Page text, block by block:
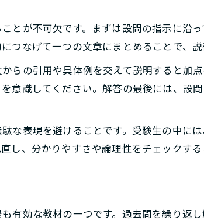
用で記述問題に強くなる方法
県高校入試過去問で学ぶ記述問題の傾向
去問から得点力を伸ばす記述問題の分析術
とが不可欠です。まずは設問の指示に沿
なげて一つの文章にまとめることで、説
らの引用や具体例を交えて説明すると加
意識してください。解答の最後には、設
な表現を避けることです。受験生の中に
、分かりやすさや論理性をチェックする
有効な教材の一つです。過去問を繰り返
お問い合わせはこちら
お問い合わせはこちら